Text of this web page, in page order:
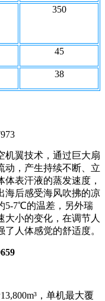
350
45
38
机翼技术，通过巨大扇
动，产生持续不断、立
表汗液的蒸发速度，
海后感受海风吹拂的凉
5-7℃的温差，另外瑞
大小的变化，在调节人
人体感觉的舒适度。
，单机最大覆